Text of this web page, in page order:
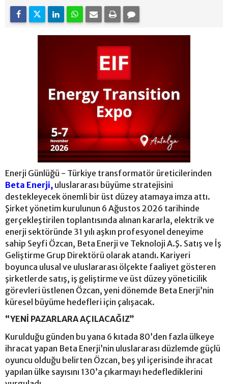
Enerji Günlüğü - Türkiye transformatör üreticilerinden
Beta Enerji, uluslararası büyüme stratejisini
destekleyecek önemli bir üst düzey atamaya imza attı.
Şirket yönetim kurulunun 6 Ağustos 2026 tarihinde
gerçekleştirilen toplantısında alınan kararla, elektrik ve
enerji sektöründe 31 yılı aşkın profesyonel deneyime
sahip Seyfi Özcan, Beta Enerji ve Teknoloji A.Ş. Satış ve İş
Geliştirme Grup Direktörü olarak atandı. Kariyeri
boyunca ulusal ve uluslararası ölçekte faaliyet gösteren
şirketlerde satış, iş geliştirme ve üst düzey yöneticilik
görevleri üstlenen Özcan, yeni dönemde Beta Enerji’nin
küresel büyüme hedefleri için çalışacak.
“YENİ PAZARLARA AÇILACAĞIZ”
Kurulduğu günden bu yana 6 kıtada 80’den fazla ülkeye
ihracat yapan Beta Enerji’nin uluslararası düzlemde güçlü
oyuncu olduğu belirten Özcan, beş yıl içerisinde ihracat
yapılan ülke sayısını 130’a çıkarmayı hedeflediklerini